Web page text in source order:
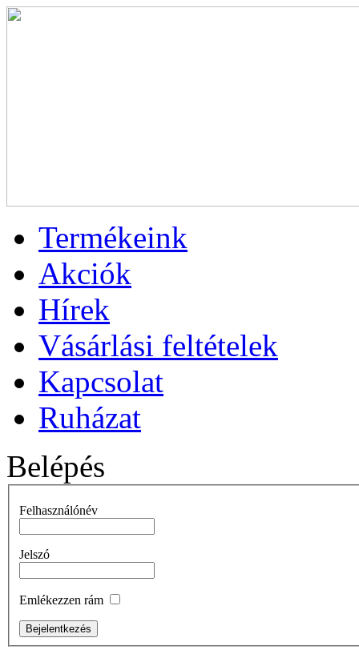
Termékeink
Akciók
Hírek
Vásárlási feltételek
Kapcsolat
Ruházat
Belépés
Felhasználónév
Jelszó
Emlékezzen rám